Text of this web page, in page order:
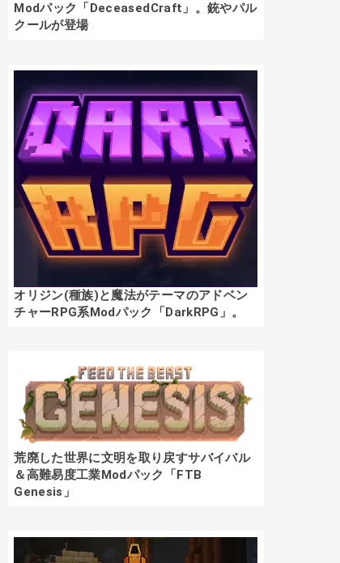
Modパック「DeceasedCraft」。銃やパル
クールが登場
オリジン(種族)と魔法がテーマのアドベン
チャーRPG系Modパック「DarkRPG」。
荒廃した世界に文明を取り戻すサバイバル
＆高難易度工業Modパック「FTB
Genesis」